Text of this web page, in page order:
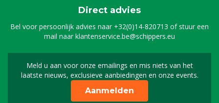
Direct advies
Bel voor persoonlijk advies naar +32(0)14-820713 of stuur een
mail naarklantenservice.be@schippers.eu
Meld u aan voor onze emailings en mis niets van het
laatste nieuws, exclusieve aanbiedingen en onze events.
Meld u aan voor onze
Aanmelden